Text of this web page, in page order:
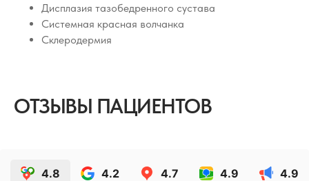
Дисплазия тазобедренного сустава
Системная красная волчанка
Склеродермия
ОТЗЫВЫ ПАЦИЕНТОВ
4.8 4.2 4.7 4.9 4.9